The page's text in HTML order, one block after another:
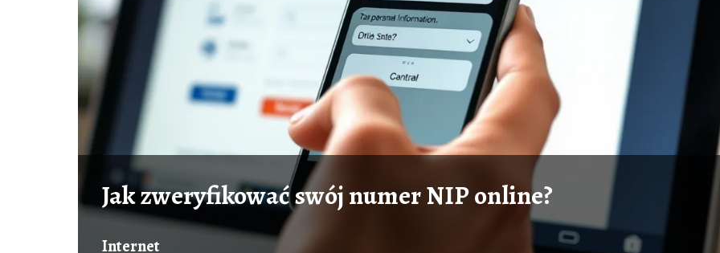
Jak zweryfikować swój numer NIP online?
Internet